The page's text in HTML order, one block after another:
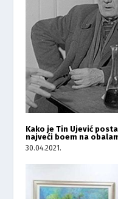
Kako je Tin Ujević
najveći boem na
30.04.2021.